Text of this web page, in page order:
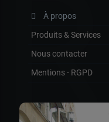
À propos
Produits & Services
Nous contacter
Mentions - RGPD